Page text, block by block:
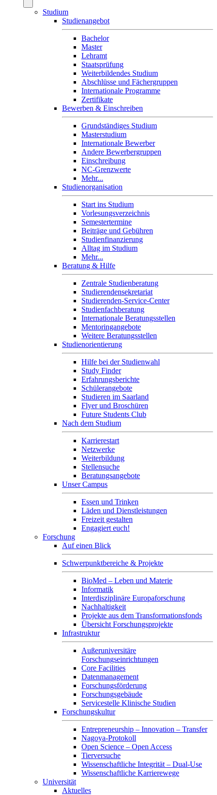
Studium
Studienangebot
Bachelor
Master
Lehramt
Staatsprüfung
Weiterbildendes Studium
Abschlüsse und Fächergruppen
Internationale Programme
Zertifikate
Bewerben & Einschreiben
Grundständiges Studium
Masterstudium
Internationale Bewerber
Andere Bewerbergruppen
Einschreibung
NC-Grenzwerte
Mehr...
Studienorganisation
Start ins Studium
Vorlesungsverzeichnis
Semestertermine
Beiträge und Gebühren
Studienfinanzierung
Alltag im Studium
Mehr...
Beratung & Hilfe
Zentrale Studienberatung
Studierendensekretariat
Studierenden-Service-Center
Studienfachberatung
Internationale Beratungsstellen
Mentoringangebote
Weitere Beratungsstellen
Studienorientierung
Hilfe bei der Studienwahl
Study Finder
Erfahrungsberichte
Schülerangebote
Studieren im Saarland
Flyer und Broschüren
Future Students Club
Nach dem Studium
Karrierestart
Netzwerke
Weiterbildung
Stellensuche
Beratungsangebote
Unser Campus
Essen und Trinken
Läden und Dienstleistungen
Freizeit gestalten
Engagiert euch!
Forschung
Auf einen Blick
Schwerpunktbereiche & Projekte
BioMed – Leben und Materie
Informatik
Interdisziplinäre Europaforschung
Nachhaltigkeit
Projekte aus dem Transformationsfonds
Übersicht Forschungsprojekte
Infrastruktur
Außeruniversitäre
Forschungseinrichtungen
Core Facilities
Datenmanagement
Forschungsförderung
Forschungsgebäude
Servicestelle Klinische Studien
Forschungskultur
Entrepreneurship – Innovation – Transfer
Nagoya-Protokoll
Open Science – Open Access
Tierversuche
Wissenschaftliche Integrität – Dual-Use
Wissenschaftliche Karrierewege
Universität
Aktuelles